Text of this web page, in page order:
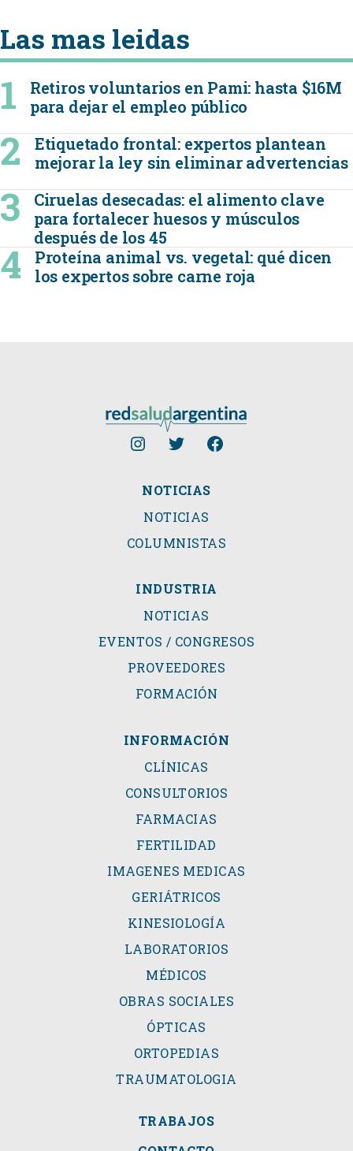
Las mas leidas
Retiros voluntarios en Pami: hasta $16M
para dejar el empleo público
Etiquetado frontal: expertos plantean
mejorar la ley sin eliminar advertencias
Ciruelas desecadas: el alimento clave
para fortalecer huesos y músculos
después de los 45
Proteína animal vs. vegetal: qué dicen
los expertos sobre carne roja
NOTICIAS
NOTICIAS
COLUMNISTAS
INDUSTRIA
NOTICIAS
EVENTOS / CONGRESOS
PROVEEDORES
FORMACIÓN
INFORMACIÓN
CLÍNICAS
CONSULTORIOS
FARMACIAS
FERTILIDAD
IMAGENES MEDICAS
GERIÁTRICOS
KINESIOLOGÍA
LABORATORIOS
MÉDICOS
OBRAS SOCIALES
ÓPTICAS
ORTOPEDIAS
TRAUMATOLOGIA
TRABAJOS